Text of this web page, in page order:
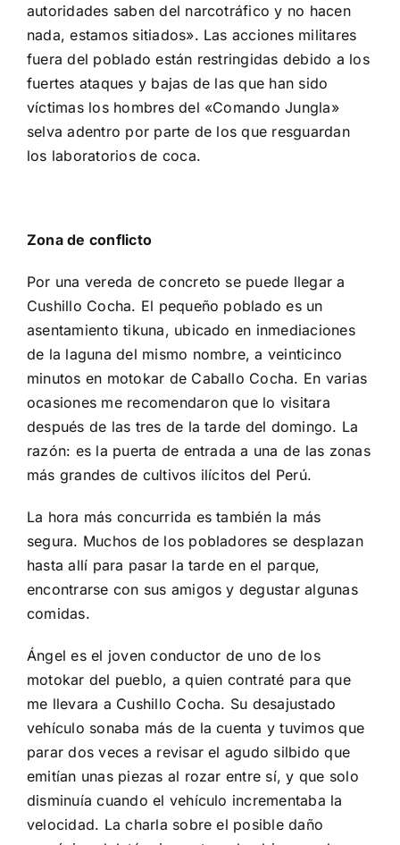
autoridades saben del narcotráfico y no hacen
nada, estamos sitiados». Las acciones militares
fuera del poblado están restringidas debido a los
fuertes ataques y bajas de las que han sido
víctimas los hombres del «Comando Jungla»
selva adentro por parte de los que resguardan
los laboratorios de coca.
Zona de conflicto
Por una vereda de concreto se puede llegar a
Cushillo Cocha. El pequeño poblado es un
asentamiento tikuna, ubicado en inmediaciones
de la laguna del mismo nombre, a veinticinco
minutos en motokar de Caballo Cocha. En varias
ocasiones me recomendaron que lo visitara
después de las tres de la tarde del domingo. La
razón: es la puerta de entrada a una de las zonas
más grandes de cultivos ilícitos del Perú.
La hora más concurrida es también la más
segura. Muchos de los pobladores se desplazan
hasta allí para pasar la tarde en el parque,
encontrarse con sus amigos y degustar algunas
comidas.
Ángel es el joven conductor de uno de los
motokar del pueblo, a quien contraté para que
me llevara a Cushillo Cocha. Su desajustado
vehículo sonaba más de la cuenta y tuvimos que
parar dos veces a revisar el agudo silbido que
emitían unas piezas al rozar entre sí, y que solo
disminuía cuando el vehículo incrementaba la
velocidad. La charla sobre el posible daño